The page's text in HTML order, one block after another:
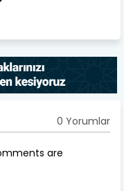
0 Yorumlar
are